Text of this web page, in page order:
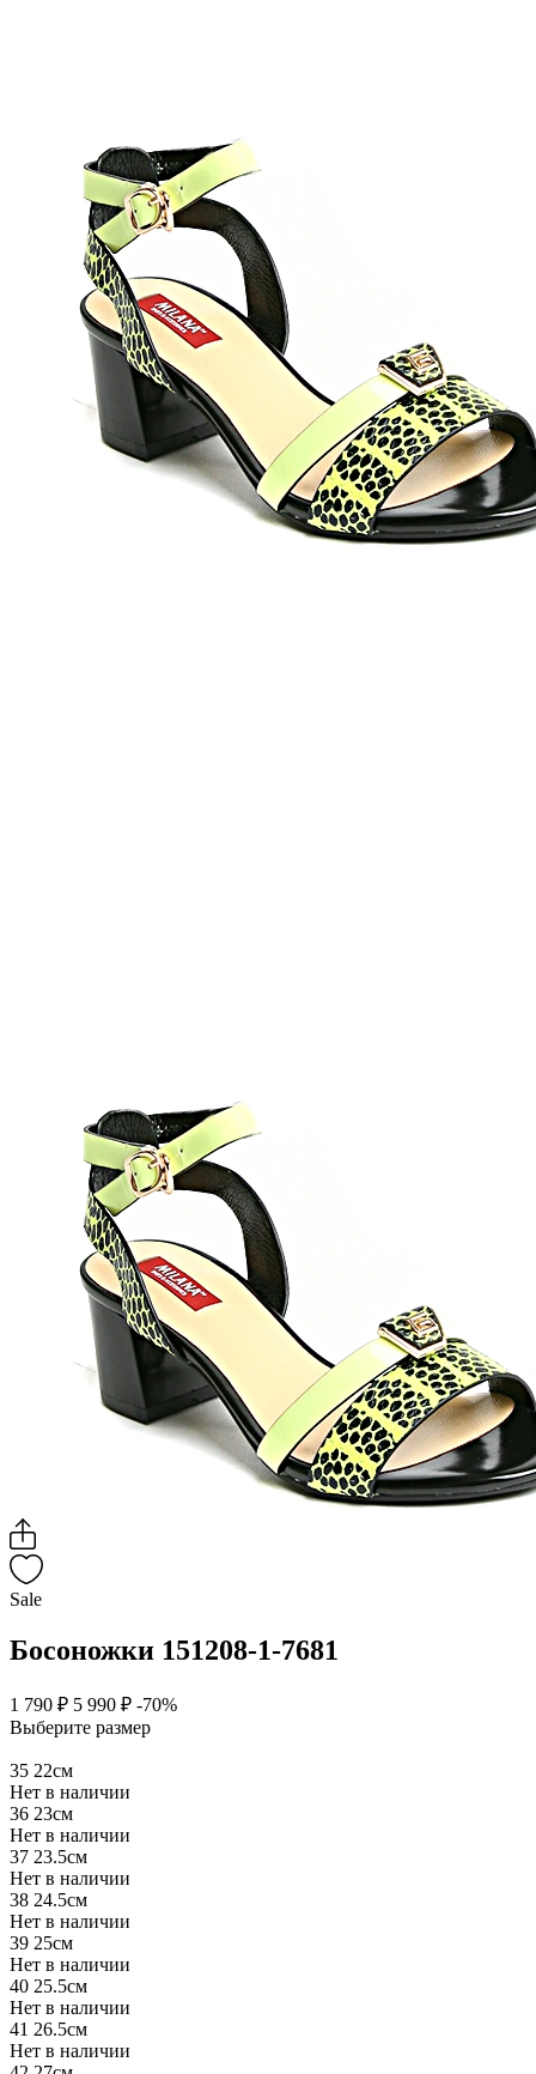
Sale
Босоножки 151208-1-7681
1 790 ₽ 5 990 ₽ -70%
Выберите размер
35 22см
Нет в наличии
36 23см
Нет в наличии
37 23.5см
Нет в наличии
38 24.5см
Нет в наличии
39 25см
Нет в наличии
40 25.5см
Нет в наличии
41 26.5см
Нет в наличии